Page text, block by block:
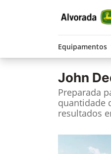
Equipamentos
John
Preparada
quantidade
resultados